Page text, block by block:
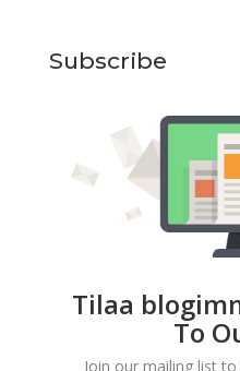
Subscribe
Tilaa
To
Join our mailing list